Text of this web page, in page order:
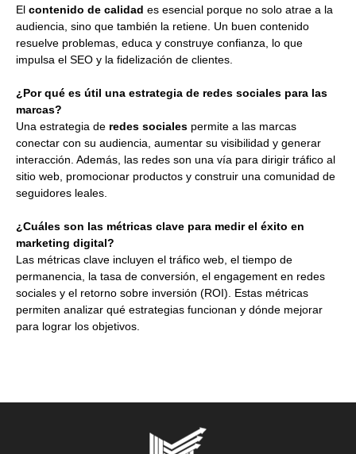
El contenido de calidad es esencial porque no solo atrae a la
audiencia, sino que también la retiene. Un buen contenido
resuelve problemas, educa y construye confianza, lo que
impulsa el SEO y la fidelización de clientes.
¿Por qué es útil una estrategia de redes sociales para las
marcas?
Una estrategia de redes sociales permite a las marcas
conectar con su audiencia, aumentar su visibilidad y generar
interacción. Además, las redes son una vía para dirigir tráfico al
sitio web, promocionar productos y construir una comunidad de
seguidores leales.
¿Cuáles son las métricas clave para medir el éxito en
marketing digital?
Las métricas clave incluyen el tráfico web, el tiempo de
permanencia, la tasa de conversión, el engagement en redes
sociales y el retorno sobre inversión (ROI). Estas métricas
permiten analizar qué estrategias funcionan y dónde mejorar
para lograr los objetivos.